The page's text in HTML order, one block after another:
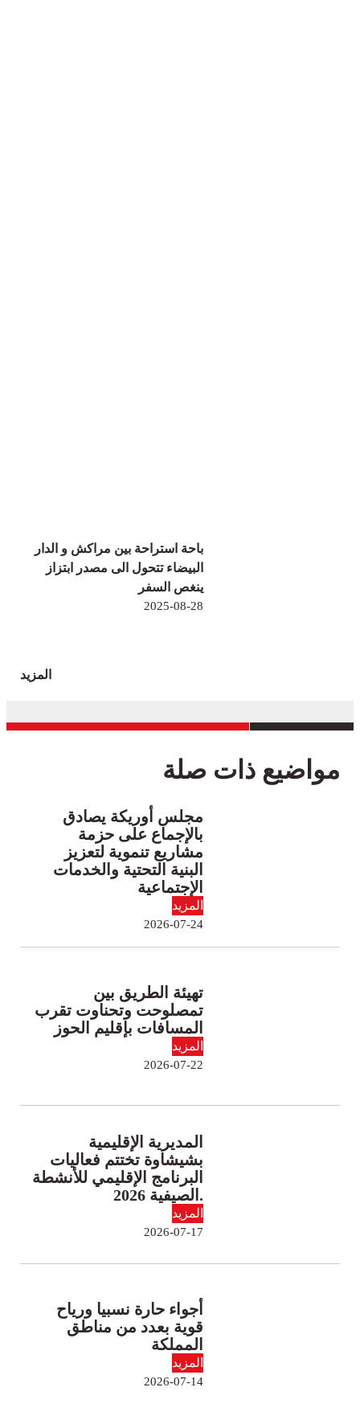
باحة استراحة بين مراكش و الدار
البيضاء تتحول الى مصدر ابتزاز
ينغص السفر
2025-08-28
المزيد
مواضيع ذات صلة
مجلس أوريكة يصادق
بالإجماع على حزمة
مشاريع تنموية لتعزيز
البنية التحتية والخدمات
الإجتماعية
المزيد
2026-07-24
تهيئة الطريق بين
تمصلوحت وتحناوت تقرب
المسافات بإقليم الحوز
المزيد
2026-07-22
المديرية الإقليمية
بشيشاوة تختتم فعاليات
البرنامج الإقليمي للأنشطة
الصيفية 2026.
المزيد
2026-07-17
أجواء حارة نسبيا ورياح
قوية بعدد من مناطق
المملكة
المزيد
2026-07-14